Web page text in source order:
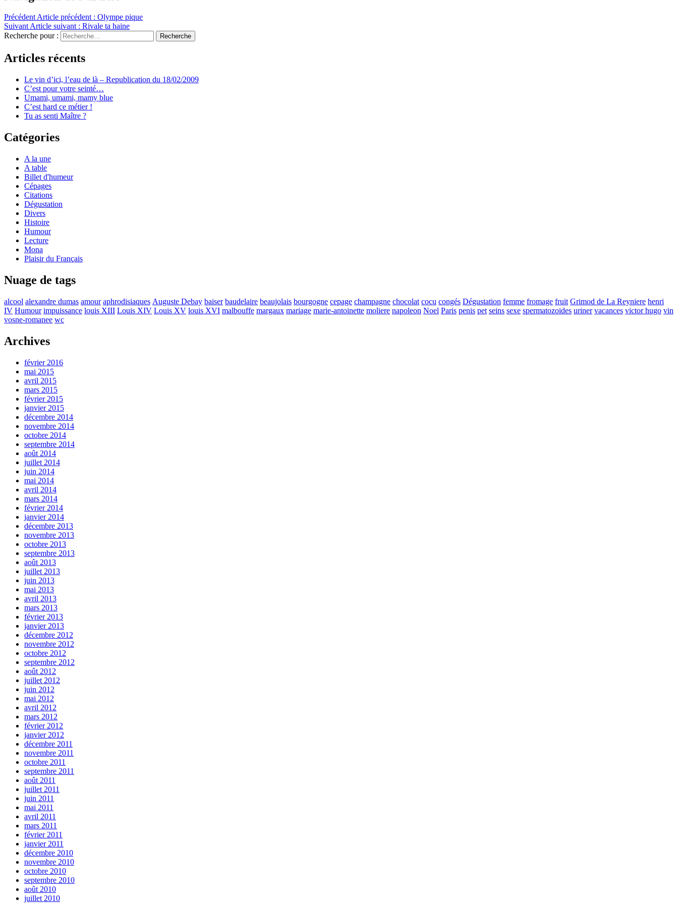
PrécédentArticle précédent : Olympe pique
SuivantArticle suivant : Rivale ta haine
Recherche pour :
Recherche
Articles récents
Le vin d’ici, l’eau de là – Republication du 18/02/2009
C’est pour votre seinté…
Umami, umami, mamy blue
C’est hard ce métier !
Tu as senti Maître ?
Catégories
A la une
A table
Billet d'humeur
Cépages
Citations
Dégustation
Divers
Histoire
Humour
Lecture
Mona
Plaisir du Français
Nuage de tags
alcool alexandre dumas amour aphrodisiaques Auguste Debay baiser baudelaire beaujolais bourgogne cepage champagne chocolat cocu congés Dégustation femme fromage fruit Grimod de La Reyniere henri
IV Humour impuissance louis XIII Louis XIV Louis XV louis XVI malbouffe margaux mariage marie-antoinette moliere napoleon Noel Paris penis pet seins sexe spermatozoides uriner vacances victor hugo vin
vosne-romanee wc
Archives
février 2016
mai 2015
avril 2015
mars 2015
février 2015
janvier 2015
décembre 2014
novembre 2014
octobre 2014
septembre 2014
août 2014
juillet 2014
juin 2014
mai 2014
avril 2014
mars 2014
février 2014
janvier 2014
décembre 2013
novembre 2013
octobre 2013
septembre 2013
août 2013
juillet 2013
juin 2013
mai 2013
avril 2013
mars 2013
février 2013
janvier 2013
décembre 2012
novembre 2012
octobre 2012
septembre 2012
août 2012
juillet 2012
juin 2012
mai 2012
avril 2012
mars 2012
février 2012
janvier 2012
décembre 2011
novembre 2011
octobre 2011
septembre 2011
août 2011
juillet 2011
juin 2011
mai 2011
avril 2011
mars 2011
février 2011
janvier 2011
décembre 2010
novembre 2010
octobre 2010
septembre 2010
août 2010
juillet 2010